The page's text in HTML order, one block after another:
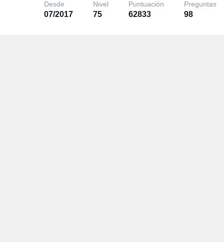
Desde
07/2017
Nivel
75
Puntuación
62833
Preguntas
98